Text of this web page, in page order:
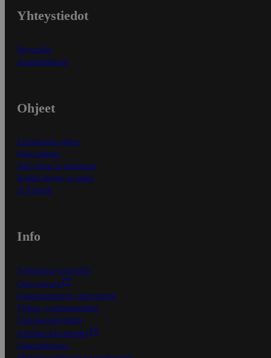
Yhteystiedot
Myymälät
Asiakaspalvelu
Ohjeet
Ensitilaajan ohjeet
Näin maksat
Näin tilaat ja muokkaat
Kaikki ohjeet ja vinkit
In English
Info
S-Business yrityksille
Oiva-raportit
Osuuskauppojen yhteystiedot
Tilaus- ja toimitusehdot
Tietosuojakäytäntö
Palvelun käyttöehdot
Saavutettavuus